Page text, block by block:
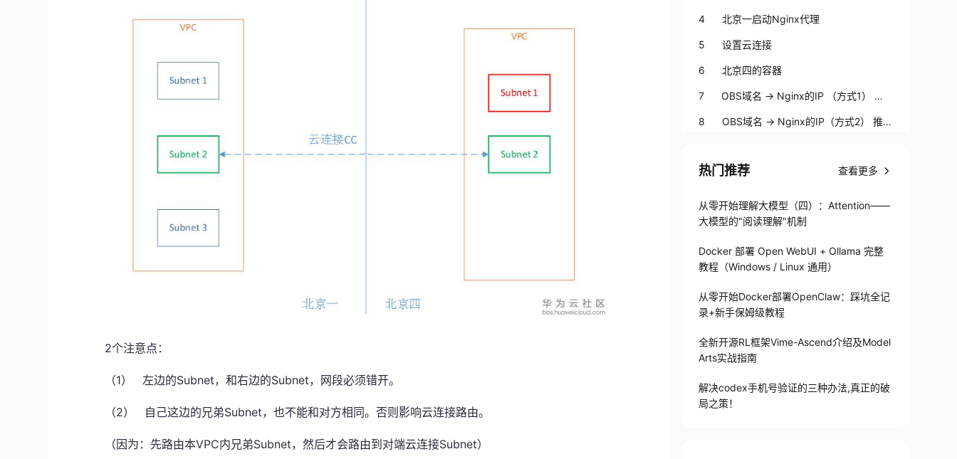
2个注意点：
（1） 左边的Subnet，和右边的Subnet，网段必须错开。
（2） 自己这边的兄弟Subnet，也不能和对方相同。否则影响云连接路由。
（因为：先路由本VPC内兄弟Subnet，然后才会路由到对端云连接Subnet）
4 北京一启动Nginx代理
5 设置云连接
6 北京四的容器
7 OBS域名 -> Nginx的IP （方式1） 不
推荐
8 OBS域名 -> Nginx的IP（方式2） 推
热门推荐 查看更多
从零开始理解大模型（四）：Attention——
大模型的"阅读理解"机制
Docker 部署 Open WebUI + Ollama 完整
教程（Windows / Linux 通用）
从零开始Docker部署OpenClaw：踩坑全记
录+新手保姆级教程
全新开源RL框架Vime-Ascend介绍及Model
Arts实战指南
解决codex手机号验证的三种办法,真正的破
局之策！